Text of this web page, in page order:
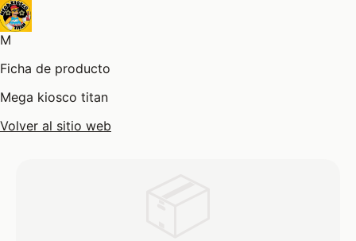
M
Ficha de producto
Mega kiosco titan
Volver al sitio web